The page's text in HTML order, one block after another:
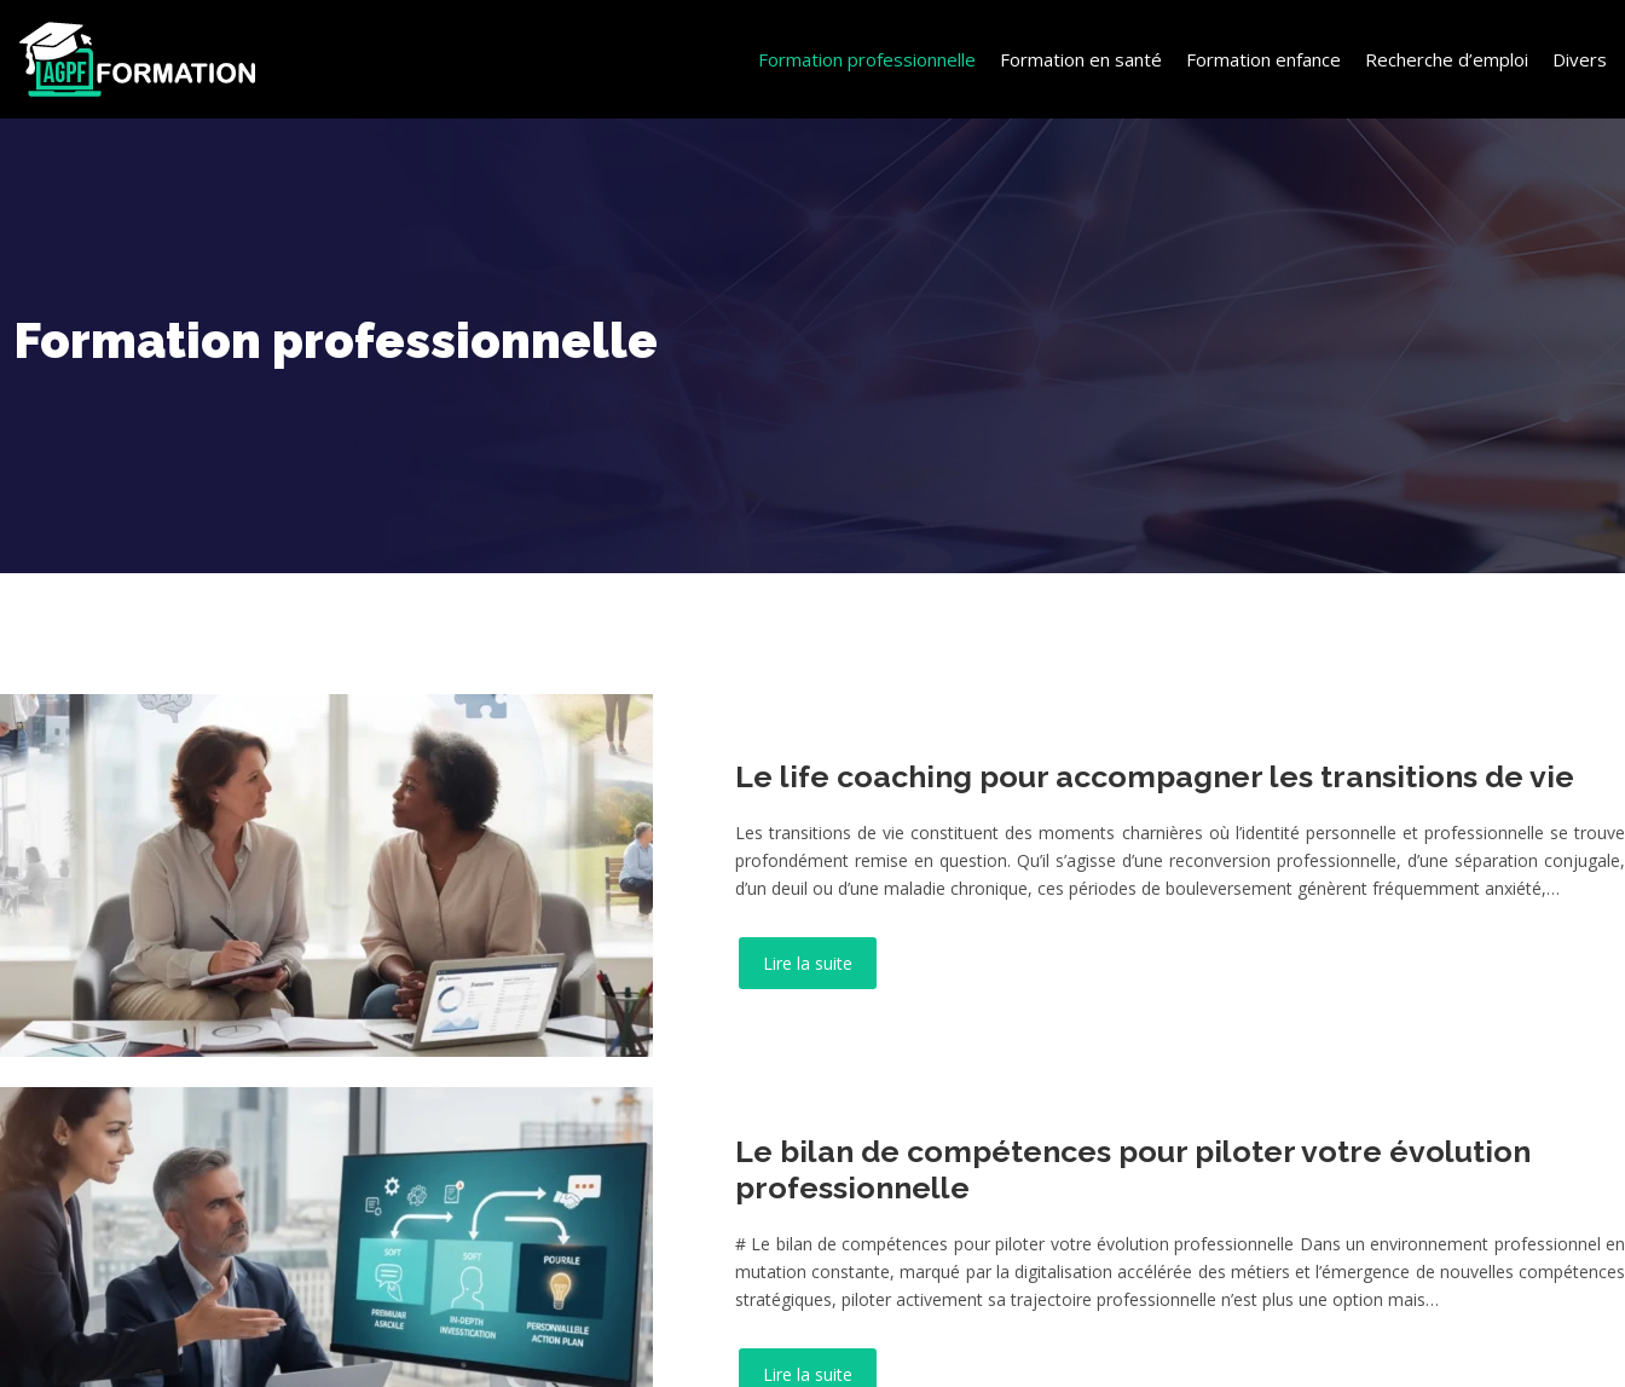
Formation professionnelle Formation en santé Formation enfance Recherche d’emploi Divers
Formation professionnelle
Le life coaching pour accompagner les transitions de vie
Les transitions de vie constituent des moments charnières où l’identité personnelle et professionnelle se trouve
profondément remise en question. Qu’il s’agisse d’une reconversion professionnelle, d’une séparation conjugale,
d’un deuil ou d’une maladie chronique, ces périodes de bouleversement génèrent fréquemment anxiété,…
Lire la suite
Le bilan de compétences pour piloter votre évolution
professionnelle
# Le bilan de compétences pour piloter votre évolution professionnelle Dans un environnement professionnel en
mutation constante, marqué par la digitalisation accélérée des métiers et l’émergence de nouvelles compétences
stratégiques, piloter activement sa trajectoire professionnelle n’est plus une option mais…
Lire la suite